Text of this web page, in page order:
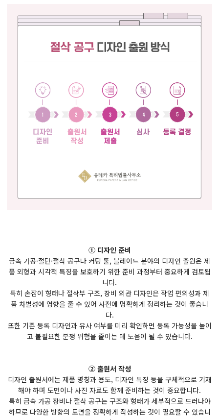
① 디자인 준비
금속 가공·절단·절삭 공구나 커팅 툴, 블레이드 분야의 디자인 출원은 제
품 외형과 시각적 특징을 보호하기 위한 준비 과정부터 중요하게 검토됩
니다.
특히 손잡이 형태나 절삭부 구조, 장비 외관 디자인은 작업 편의성과 제
품 차별성에 영향을 줄 수 있어 사전에 명확하게 정리하는 것이 좋습니
다.
또한 기존 등록 디자인과 유사 여부를 미리 확인하면 등록 가능성을 높이
고 불필요한 분쟁 위험을 줄이는 데 도움이 될 수 있습니다.
② 출원서 작성
디자인 출원서에는 제품 명칭과 용도, 디자인 특징 등을 구체적으로 기재
해야 하며 도면이나 사진 자료도 함께 준비하는 것이 중요합니다.
특히 금속 가공 장비나 절삭 공구는 구조와 형태가 세부적으로 드러나야
하므로 다양한 방향의 도면을 정확하게 작성하는 것이 필요할 수 있습니